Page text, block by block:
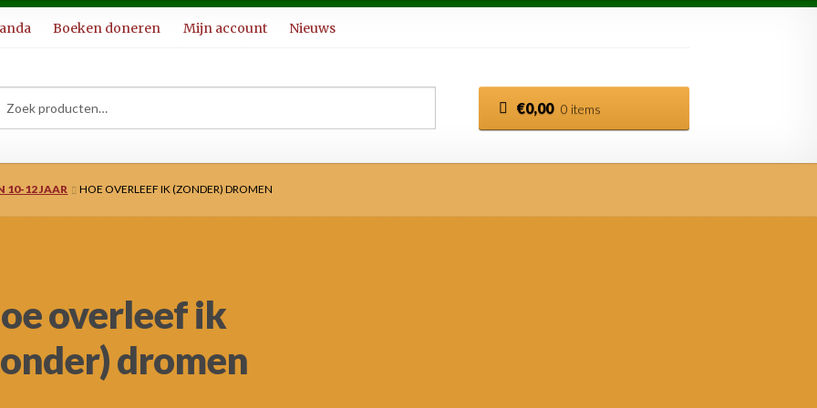
Boeken doneren Mijn account Nieuws
€0,00 0 items
10-12 JAAR HOE OVERLEEF IK (ZONDER) DROMEN
overleef ik
dromen